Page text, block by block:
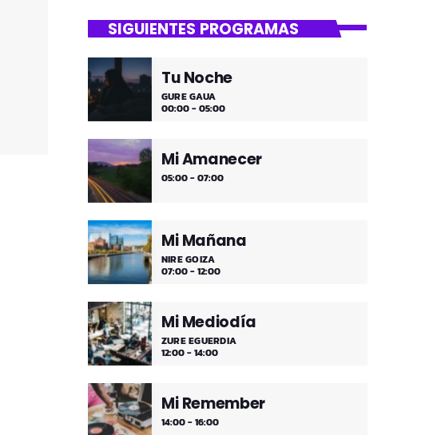
Lounge
Es hora de ir desconectando, y qué
mejor que hacerlo con sonidos que nos
transportan, tal vez, a islas paradisíacas.
SIGUIENTES PROGRAMAS
Tu Noche
GURE GAUA
00:00 - 05:00
Mi Amanecer
05:00 - 07:00
Mi Mañana
NIRE GOIZA
07:00 - 12:00
Mi Mediodía
ZURE EGUERDIA
12:00 - 14:00
Mi Remember
14:00 - 16:00